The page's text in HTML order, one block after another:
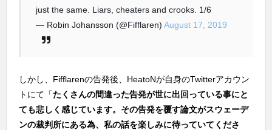
just the same. Liars, cheaters and crooks. 1/6
— Robin Johansson (@Fifflaren) August 17, 2019
しかし、Fifflarenの告発後、HeatoNが自身のTwitterアカウン
トにて「たくさんの間違った告発が世に出回っている事にと
ても悲しく感じています。その告発を覆す論文がスウェーデ
ンの裁判所にある為、私の話を楽しみに待っていてくださ